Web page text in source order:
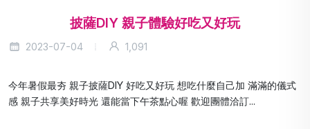
披薩DIY 親子體驗好吃又好玩
2023-07-04 1,091
今年暑假最夯 親子披薩DIY 好吃又好玩 想吃什麼自己加 滿滿的儀式
感 親子共享美好時光 還能當下午茶點心喔 歡迎團體洽訂...